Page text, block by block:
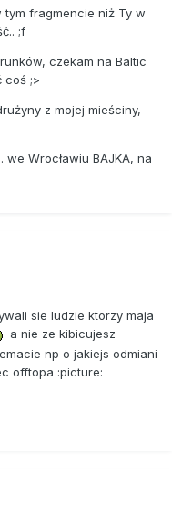
tym fragmencie niż Ty w
;f
czekam na Baltic
coś ;>
z mojej mieściny,
Wrocławiu BAJKA, na
sie ludzie ktorzy maja
a nie ze kibicujesz
np o jakiejs odmiani
offtopa :picture: